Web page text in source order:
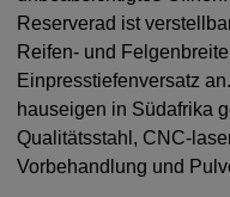
Reserverad ist
Reifen- und
Einpresstiefenversatz
hauseigen in Südafrika
Qualitätsstahl, CNC-
Vorbehandlung und